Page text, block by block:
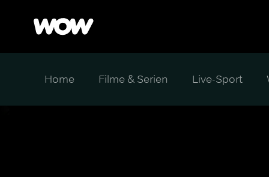
Home Filme & Serien Live-Sport